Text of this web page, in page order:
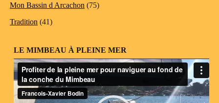
Mon Bassin d Arcachon (75)
Tradition (41)
LE MIMBEAU À PLEINE MER
Lecteur
vidéo